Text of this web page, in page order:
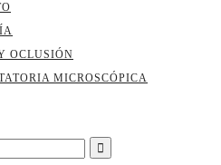
OCLUSIÓN
MICROSCÓPICA